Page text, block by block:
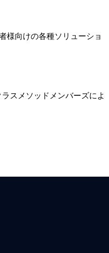
様向けの各種ソリューショ
スメソッドメンバーズによ